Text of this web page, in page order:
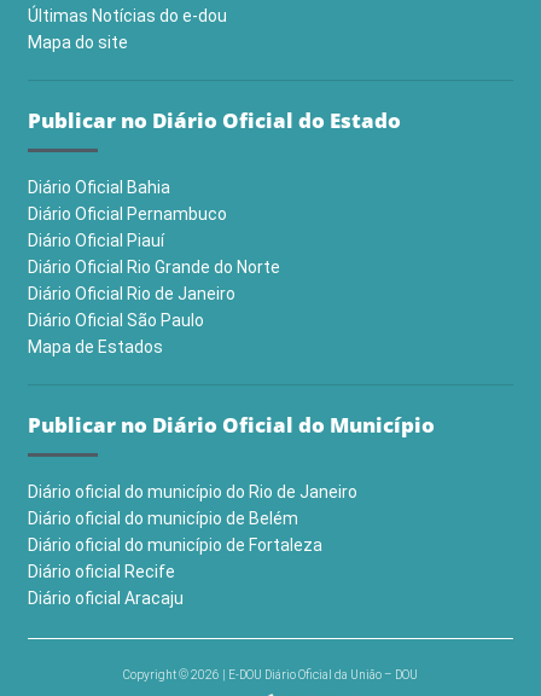
Últimas Notícias do e-dou
Mapa do site
Publicar no Diário Oficial do Estado
Diário Oficial Bahia
Diário Oficial Pernambuco
Diário Oficial Piauí
Diário Oficial Rio Grande do Norte
Diário Oficial Rio de Janeiro
Diário Oficial São Paulo
Mapa de Estados
Publicar no Diário Oficial do Município
Diário oficial do município do Rio de Janeiro
Diário oficial do município de Belém
Diário oficial do município de Fortaleza
Diário oficial Recife
Diário oficial Aracaju
Copyright © 2026 | E-DOU Diário Oficial da União – DOU